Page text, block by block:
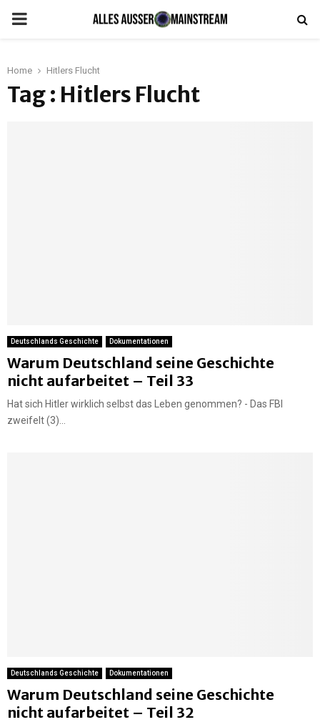
PRIMARY
Home Hitlers Flucht
Tag : Hitlers Flucht
Deutschlands Geschichte Dokumentationen
Warum Deutschland seine Geschichte
nicht aufarbeitet – Teil 33
Hat sich Hitler wirklich selbst das Leben genommen? - Das FBI
zweifelt (3)...
Deutschlands Geschichte Dokumentationen
Warum Deutschland seine Geschichte
nicht aufarbeitet – Teil 32